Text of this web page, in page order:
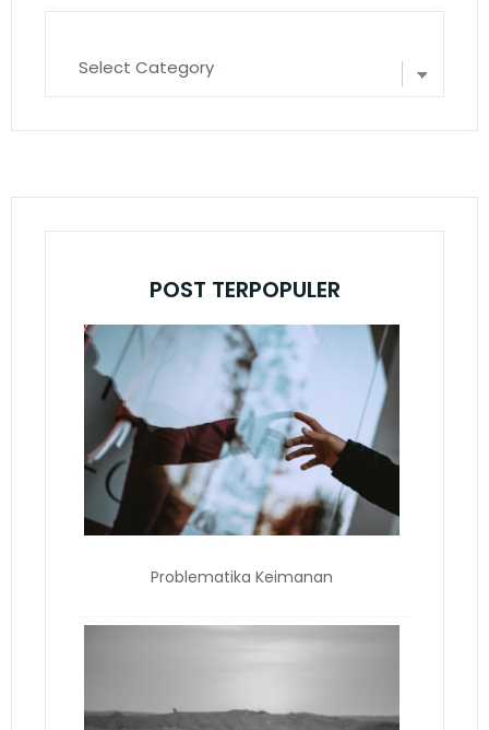
POST TERPOPULER
Problematika Keimanan